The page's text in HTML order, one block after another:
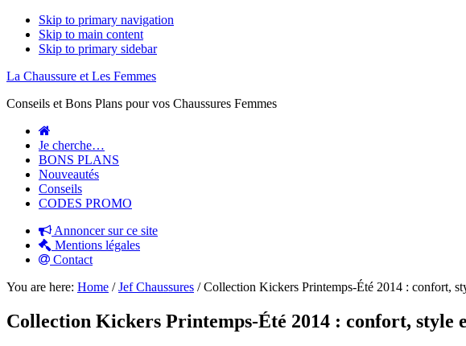
Skip to primary navigation
Skip to main content
Skip to primary sidebar
La Chaussure et Les Femmes
Conseils et Bons Plans pour vos Chaussures Femmes
Je cherche…
BONS PLANS
Nouveautés
Conseils
CODES PROMO
Annoncer sur ce site
Mentions légales
Contact
You are here: Home / Jef Chaussures /Collection Kickers Printemps-Été 2014 : confort,
Collection Kickers Printemps-Été 2014 : confort, style